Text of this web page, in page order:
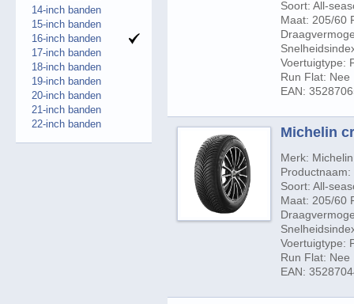
Soort: All-
Maat: 205/60
Voertuigtype:
Run Flat: Nee
EAN:
Michelin
Merk: Michelin
Soort: All-
Maat: 205/60
Voertuigtype:
Run Flat: Nee
EAN:
14-inch banden
15-inch banden
16-inch banden
17-inch banden
18-inch banden
19-inch banden
20-inch banden
21-inch banden
22-inch banden